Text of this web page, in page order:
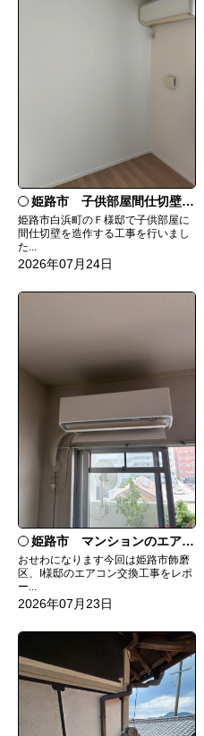
姫路市 子供部屋間仕切壁造作
姫路市白浜町のＦ様邸で子供部屋に
間仕切壁を造作する工事を行いまし
た...
2026年07月24日
姫路市 マンションのエアコンをダイキンRXへ交換
おせわになります今回は姫路市飾磨
区、I様邸のエアコン交換工事をレポ
ー...
2026年07月23日